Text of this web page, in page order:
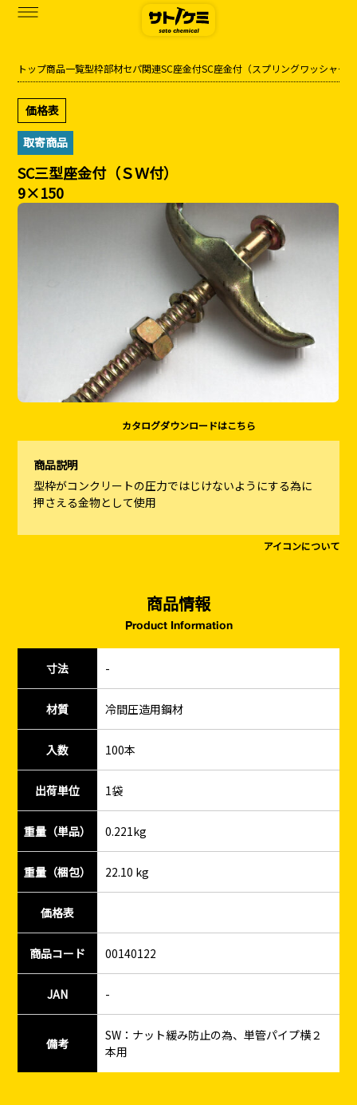
サトケミって？
トップ商品一覧型枠部材セパ関連SC座金付SC座金付（スプリングワッシャー
価格表
取寄商品
SC三型座金付（ＳＷ付）
9×150
カタログダウンロードはこちら
商品説明
型枠がコンクリートの圧力ではじけないようにする為に
押さえる金物として使用
アイコンについて
商品情報
Product Information
寸法 -
材質 冷間圧造用鋼材
入数 100本
出荷単位 1袋
重量（単品） 0.221kg
重量（梱包） 22.10 kg
価格表
商品コード 00140122
JAN -
備考
SW：ナット緩み防止の為、単管パイプ横２
本用